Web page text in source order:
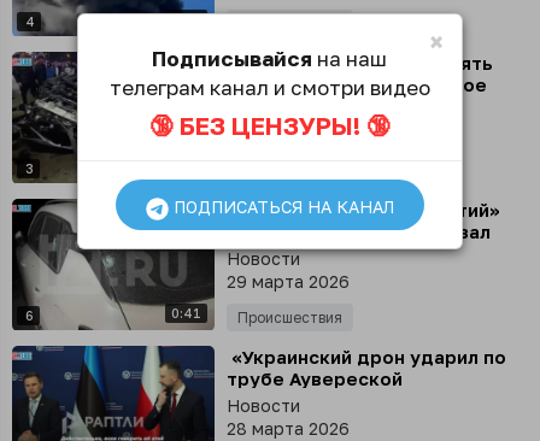
4 0:51
3
⁣ Автомобиль повредил пять
машин, разрушил бетонное
ограждение и перевернулся в
Казани - три человека погибли
29 марта 2026
6 0:41
⁣ Корреспондент «Известий»
Евгений Быковский показал
последствия прилета
ударного БПЛА во двор жилого
дома в Донецке
Новости
29 марта 2026
Происшествия
⁣ «Украинский дрон ударил по
трубе Аувереской
электростанции прервана
подача электроэнергии»
Новости
28 марта 2026
×
Подписывайся на наш
телеграм канал и смотри видео
🔞 БЕЗ ЦЕНЗУРЫ! 🔞
ПОДПИСАТЬСЯ НА КАНАЛ